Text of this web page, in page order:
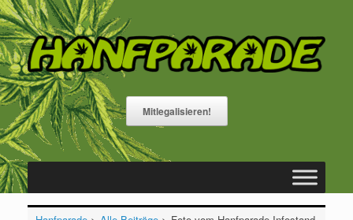
Zum
Inhalt
springen
Mitlegalisieren!